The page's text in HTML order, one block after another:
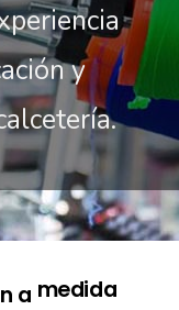
y
a medida